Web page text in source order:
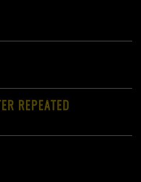
REPEATED